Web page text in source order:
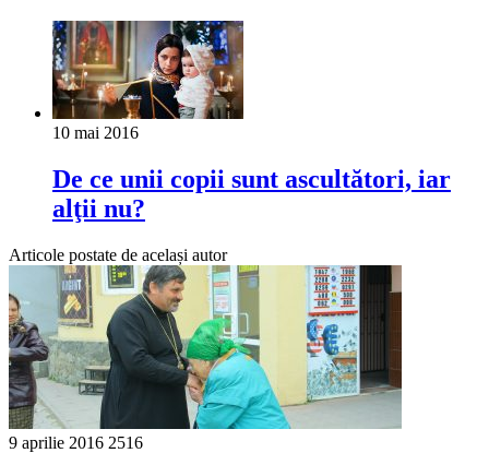
10 mai 2016
De ce unii copii sunt ascultători, iar
alţii nu?
Articole postate de același autor
9 aprilie 2016 2516